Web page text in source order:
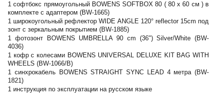
1 софтбокс прямоугольный BOWENS SOFTBOX 80 ( 80 x 60 см ) в
комплекте с адаптером (BW-1665)
1 широкоугольный рефлектор WIDE ANGLE 120° reflector 15cm под
зонт с зеркальным покрытием (BW-1885)
1 фотозонт BOWENS UMBRELLA 90 cm (36") Silver/White (BW-
4036)
1 кофр c колесами BOWENS UNIVERSAL DELUXE KIT BAG WITH
WHEELS (BW-1066/B)
1 синхрокабель BOWENS STRAIGHT SYNC LEAD 4 метра (BW-
1821)
1 инструкция по эксплуатации на русском языке